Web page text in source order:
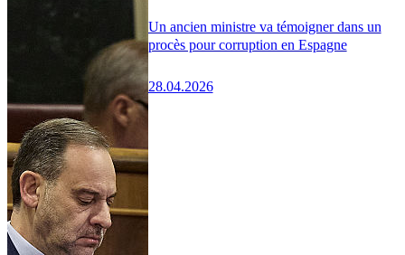
Un ancien ministre va témoigner dans un
procès pour corruption en Espagne
28.04.2026